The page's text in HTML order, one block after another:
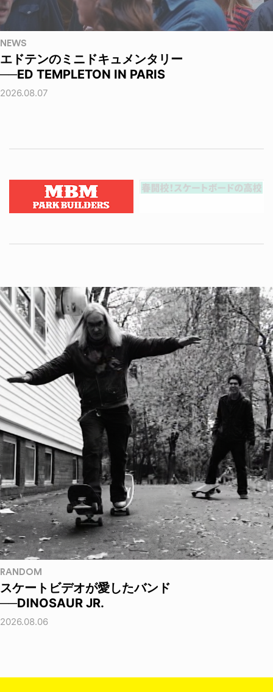
NEWS
エドテンのミニドキュメンタリー
──ED TEMPLETON IN PARIS
2026.08.07
RANDOM
スケートビデオが愛したバンド
──DINOSAUR JR.
2026.08.06